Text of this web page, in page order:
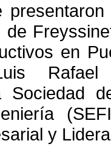
de
en
Rafael
Sociedad
y